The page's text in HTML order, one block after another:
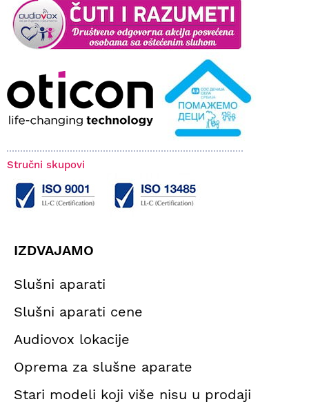
Stručni skupovi
IZDVAJAMO
Slušni aparati
Slušni aparati cene
Audiovox lokacije
Oprema za slušne aparate
Stari modeli koji više nisu u prodaji